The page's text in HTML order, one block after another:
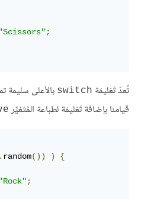
"Scissors" ;
تُعدّ تَعْليمَة switch بالأعلى سليمة
قيامنا بإضافة تَعْليمَة لطباعة المُتَغيِّر
. random()) )
{
"Rock" ;